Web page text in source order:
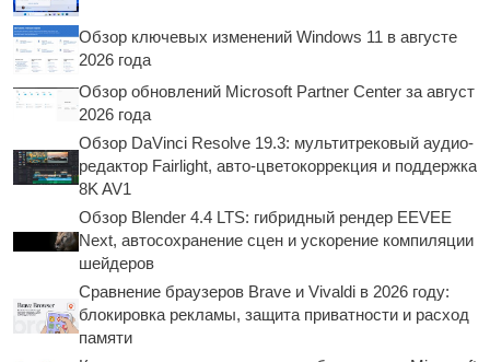
Обзор ключевых изменений Windows 11 в августе
2026 года
Обзор обновлений Microsoft Partner Center за август
2026 года
Обзор DaVinci Resolve 19.3: мультитрековый аудио-
редактор Fairlight, авто-цветокоррекция и поддержка
8K AV1
Обзор Blender 4.4 LTS: гибридный рендер EEVEE
Next, автосохранение сцен и ускорение компиляции
шейдеров
Сравнение браузеров Brave и Vivaldi в 2026 году:
блокировка рекламы, защита приватности и расход
памяти